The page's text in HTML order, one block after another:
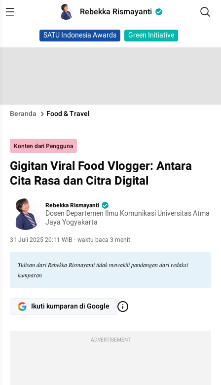
Rebekka Rismayanti
SATU Indonesia Awards Green Initiative
Beranda Food & Travel
Konten dari Pengguna
Gigitan Viral Food Vlogger: Antara
Cita Rasa dan Citra Digital
Rebekka Rismayanti
Dosen Departemen Ilmu Komunikasi Universitas Atma
Jaya Yogyakarta
31 Juli 2025 20:11 WIB · waktu baca 3 menit
Tulisan dari Rebekka Rismayanti tidak mewakili pandangan dari redaksi
kumparan
Ikuti kumparan di Google
ADVERTISEMENT